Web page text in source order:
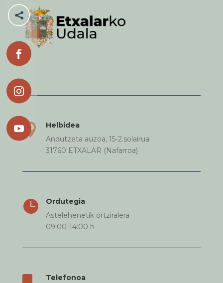




Helbidea
Andutzeta auzoa, 15-2.solairua
31760 ETXALAR (Nafarroa)

Ordutegia
Astelehenetik ortziralera
09:00-14:00 h
Telefonoa